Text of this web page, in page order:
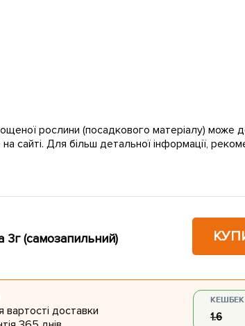
рослини (посадкового матеріалу) може
сайті. Для більш детальної інформації,
3г (самозапильний)
вартості доставки
1.6